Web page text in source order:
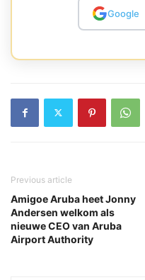
Google
Previous article
Amigoe Aruba heet Jonny
Andersen welkom als
nieuwe CEO van Aruba
Airport Authority